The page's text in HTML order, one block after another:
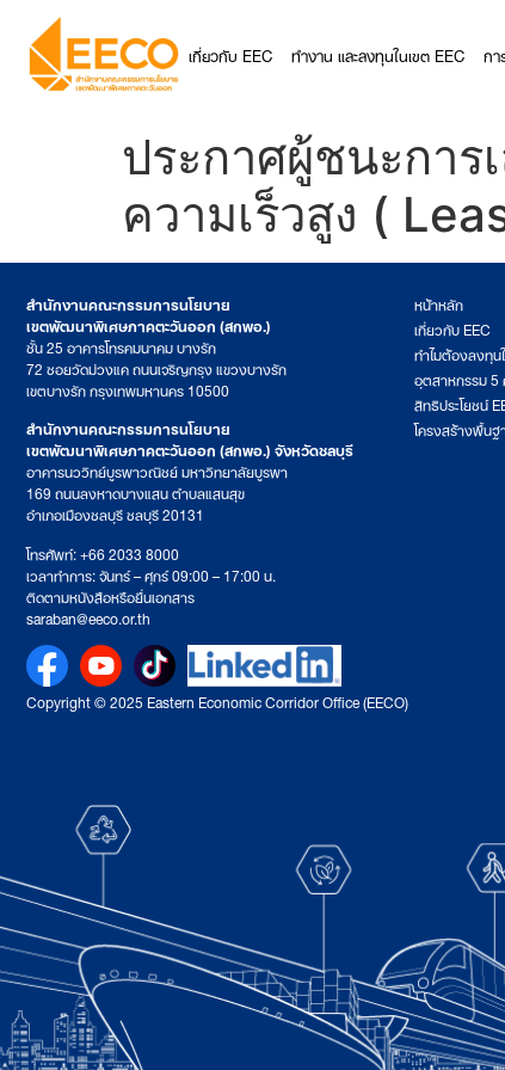
เกี่ยวกับ EEC ทำงาน และลงทุนในเขต EEC กา
ประกาศผู้ชนะการ
ความเร็วสูง (
สำนักงานคณะกรรมการนโยบาย
เขตพัฒนาพิเศษภาคตะวันออก (สกพอ.)
ชั้น 25 อาคารโทรคมนาคม บางรัก
72 ซอยวัดม่วงแค ถนนเจริญกรุง แขวงบางรัก
เขตบางรัก กรุงเทพมหานคร 10500
สำนักงานคณะกรรมการนโยบาย
เขตพัฒนาพิเศษภาคตะวันออก (สกพอ.) จังหวัดชลบุรี
อาคารนววิทย์บูรพาวณิชย์ มหาวิทยาลัยบูรพา
169 ถนนลงหาดบางแสน ตำบลแสนสุข
อำเภอเมืองชลบุรี ชลบุรี 20131
โทรศัพท์: +66 2033 8000
เวลาทำการ: จันทร์ – ศุกร์ 09:00 – 17:00 น.
ติดตามหนังสือหรือยื่นเอกสาร
saraban@eeco.or.th
หน้าหลัก
เกี่ยวกับ EEC
ทำไมต้องลงทุน
อุตสาหกรรม 5
สิทธิประโยชน์
โครงสร้างพื้นฐ
Copyright © 2025 Eastern Economic Corridor Office (EECO)